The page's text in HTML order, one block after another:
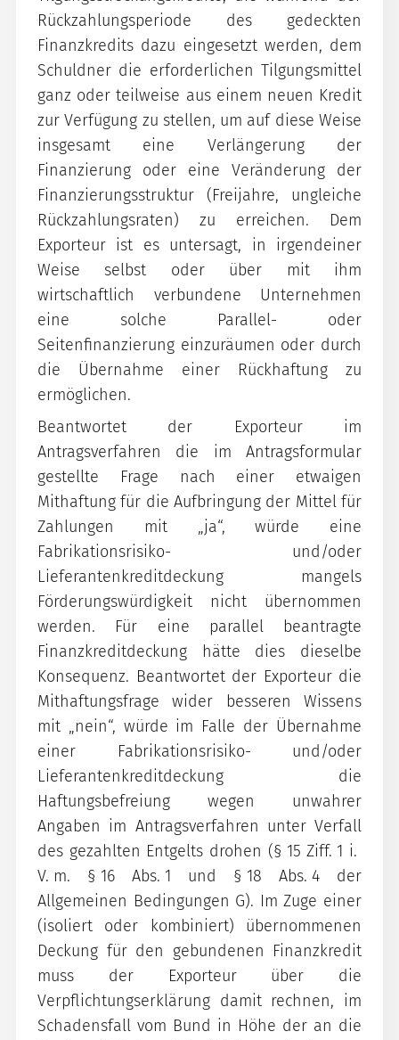
Rückzahlungsperiode des gedeckten
Finanzkredits dazu eingesetzt werden, dem
Schuldner die erforderlichen Tilgungsmittel
ganz oder teilweise aus einem neuen Kredit
zur Verfügung zu stellen, um auf diese Weise
insgesamt eine Verlängerung der
Finanzierung oder eine Veränderung der
Finanzierungsstruktur (Freijahre, ungleiche
Rückzahlungsraten) zu erreichen. Dem
Exporteur ist es untersagt, in irgendeiner
Weise selbst oder über mit ihm
wirtschaftlich verbundene Unternehmen
eine solche Parallel- oder
Seitenfinanzierung einzuräumen oder durch
die Übernahme einer Rückhaftung zu
ermöglichen.
Beantwortet der Exporteur im
Antragsverfahren die im Antragsformular
gestellte Frage nach einer etwaigen
Mithaftung für die Aufbringung der Mittel für
Zahlungen mit „ja“, würde eine
Fabrikationsrisiko- und/oder
Lieferantenkreditdeckung mangels
Förderungswürdigkeit nicht übernommen
werden. Für eine parallel beantragte
Finanzkreditdeckung hätte dies dieselbe
Konsequenz. Beantwortet der Exporteur die
Mithaftungsfrage wider besseren Wissens
mit „nein“, würde im Falle der Übernahme
einer Fabrikationsrisiko- und/oder
Lieferantenkreditdeckung die
Haftungsbefreiung wegen unwahrer
Angaben im Antragsverfahren unter Verfall
des gezahlten Entgelts drohen (§ 15 Ziff. 1 i.
V. m. § 16 Abs. 1 und § 18 Abs. 4 der
Allgemeinen Bedingungen G). Im Zuge einer
(isoliert oder kombiniert) übernommenen
Deckung für den gebundenen Finanzkredit
muss der Exporteur über die
Verpflichtungserklärung damit rechnen, im
Schadensfall vom Bund in Höhe der an die